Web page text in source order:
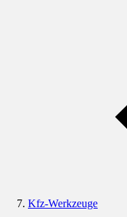
Kfz-Werkzeuge